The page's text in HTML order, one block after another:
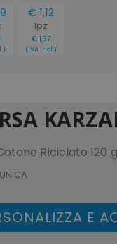
€ 1,12
1pz
€ 1,37
(IVA incl.)
Riciclato 120
UNICA
E